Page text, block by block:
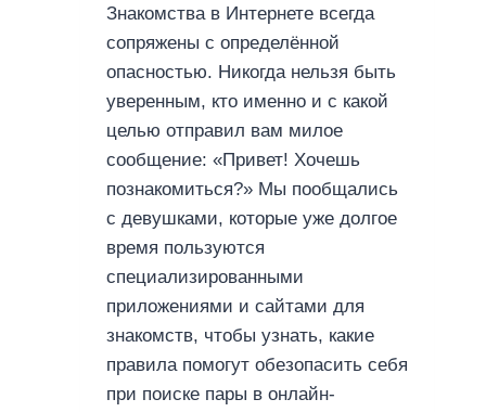
Знакомства в Интернете всегда
сопряжены с определённой
опасностью. Никогда нельзя быть
уверенным, кто именно и с какой
целью отправил вам милое
сообщение: «Привет! Хочешь
познакомиться?» Мы пообщались
с девушками, которые уже долгое
время пользуются
специализированными
приложениями и сайтами для
знакомств, чтобы узнать, какие
правила помогут обезопасить себя
при поиске пары в онлайн-